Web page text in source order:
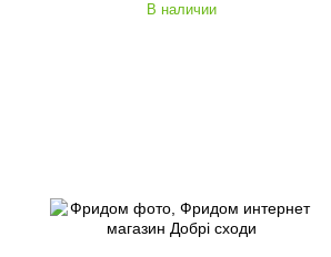
В наличии